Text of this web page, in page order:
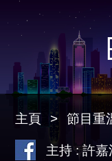
主頁 節目重
主持 : 許